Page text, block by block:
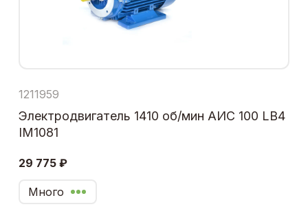
1211959
Электродвигатель 1410 об/мин АИС 100 LB4
IM1081
29 775 ₽
Много